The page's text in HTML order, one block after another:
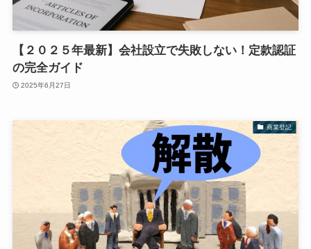
【２０２５年最新】会社設立で失敗しない！定款認証
の完全ガイド
2025年6月27日
商業登記